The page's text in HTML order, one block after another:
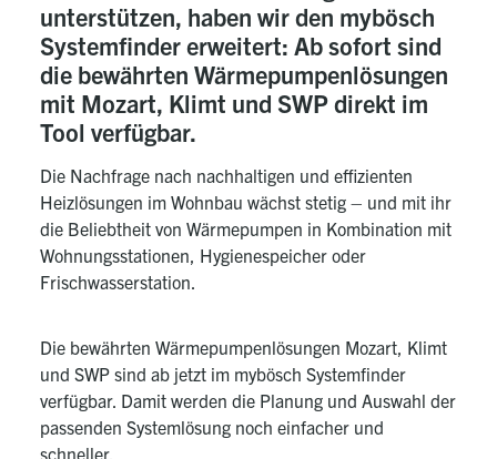
unterstützen, haben wir den mybösch
Systemfinder erweitert: Ab sofort sind
die bewährten Wärmepumpenlösungen
mit Mozart, Klimt und SWP direkt im
Tool verfügbar.
Die Nachfrage nach nachhaltigen und effizienten
Heizlösungen im Wohnbau wächst stetig – und mit ihr
die Beliebtheit von Wärmepumpen in Kombination mit
Wohnungsstationen, Hygienespeicher oder
Frischwasserstation.
Die bewährten Wärmepumpenlösungen Mozart, Klimt
und SWP sind ab jetzt im mybösch Systemfinder
verfügbar. Damit werden die Planung und Auswahl der
passenden Systemlösung noch einfacher und
schneller.